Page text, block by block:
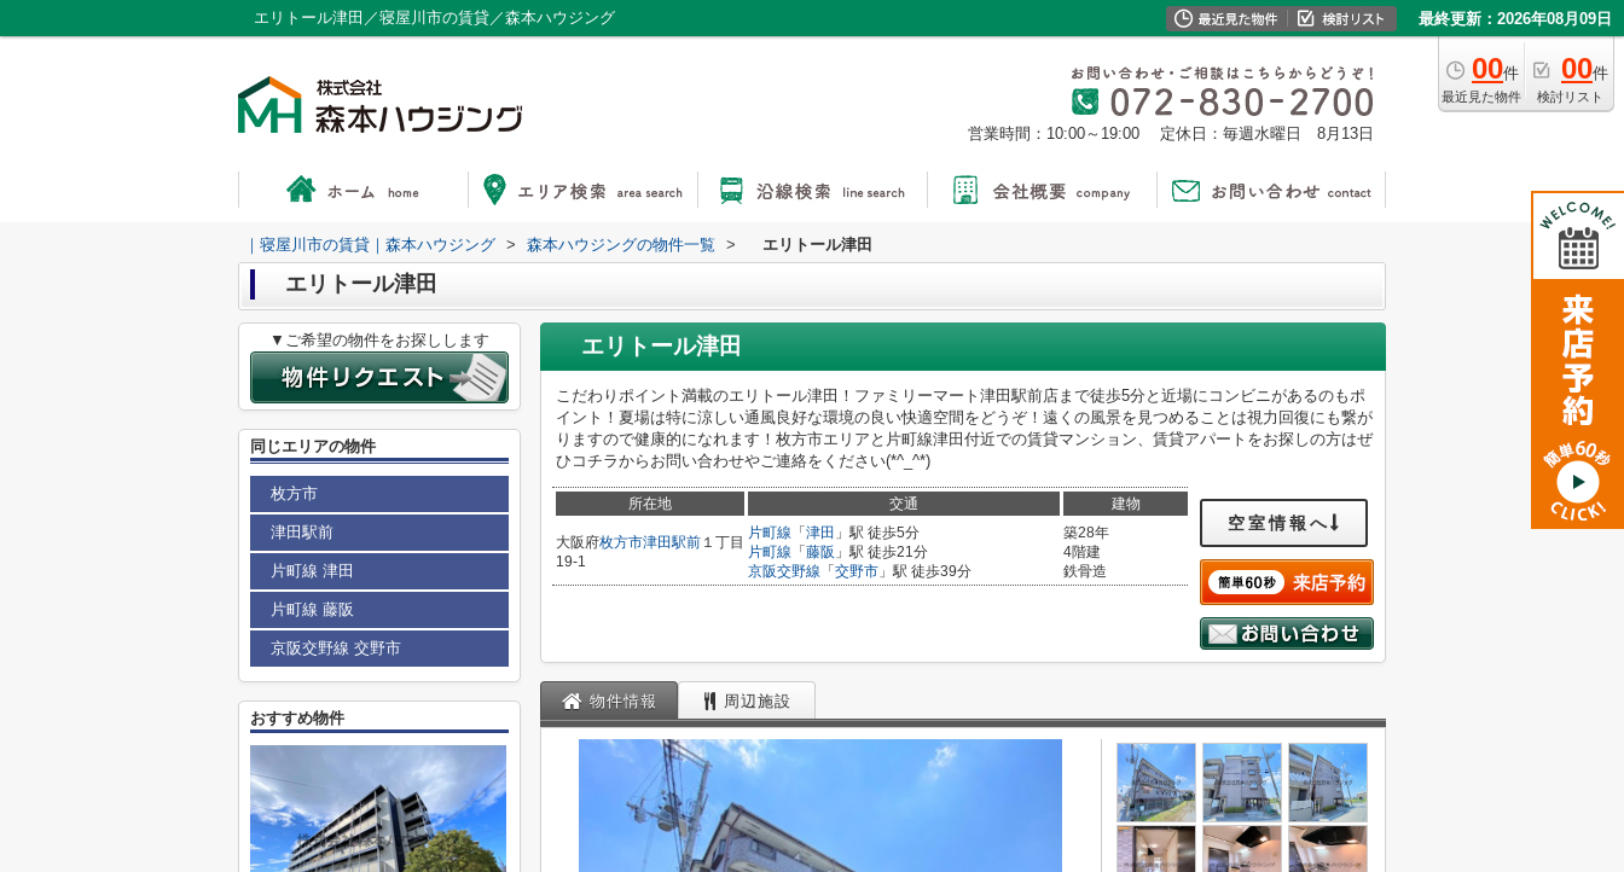
エリトール津田／寝屋川市の賃貸／森本ハウジング 最終更新：2026年08月09日
00件
最近見た物件
00件
検討リスト
営業時間：10:00～19:00 定休日：毎週水曜日 8月13日
｜寝屋川市の賃貸｜森本ハウジング > 森本ハウジングの物件一覧 > エリトール津田
エリトール津田
エリトール津田
こだわりポイント満載のエリトール津田！ファミリーマート津田駅前店まで徒歩5分と近場にコンビニがあるのもポ
イント！夏場は特に涼しい通風良好な環境の良い快適空間をどうぞ！遠くの風景を見つめることは視力回復にも繋が
りますので健康的になれます！枚方市エリアと片町線津田付近での賃貸マンション、賃貸アパートをお探しの方はぜ
ひコチラからお問い合わせやご連絡をください(*^_^*)
所在地 交通 建物
大阪府枚方市津田駅前 １丁目
19-1
片町線 「 津田 」駅 徒歩5分
片町線 「 藤阪 」駅 徒歩21分
京阪交野線 「 交野市 」駅 徒歩39分
築28年
4階建
鉄骨造
空室情報へ
物件情報 周辺施設
▼ご希望の物件をお探しします
同じエリアの物件
枚方市
津田駅前
片町線 津田
片町線 藤阪
京阪交野線 交野市
おすすめ物件